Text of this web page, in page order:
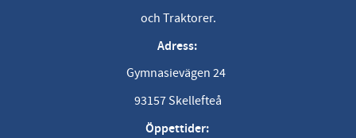
och Traktorer.
Adress:
Gymnasievägen 24
93157 Skellefteå
Öppettider: